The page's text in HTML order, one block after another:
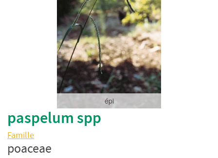
épi
paspelum spp
Famille
poaceae